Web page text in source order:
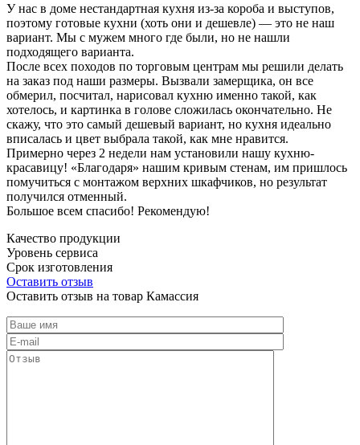
У нас в доме нестандартная кухня из-за короба и выступов,
поэтому готовые кухни (хоть они и дешевле) — это не наш
вариант. Мы с мужем много где были, но не нашли
подходящего варианта.
После всех походов по торговым центрам мы решили делать
на заказ под наши размеры. Вызвали замерщика, он все
обмерил, посчитал, нарисовал кухню именно такой, как
хотелось, и картинка в голове сложилась окончательно. Не
скажу, что это самый дешевый вариант, но кухня идеально
вписалась и цвет выбрала такой, как мне нравится.
Примерно через 2 недели нам установили нашу кухню-
красавицу! «Благодаря» нашим кривым стенам, им пришлось
помучиться с монтажом верхних шкафчиков, но результат
получился отменный.
Большое всем спасибо! Рекомендую!
Качество продукции
Уровень сервиса
Срок изготовления
Оставить отзыв
Оставить отзыв на товар Камассия